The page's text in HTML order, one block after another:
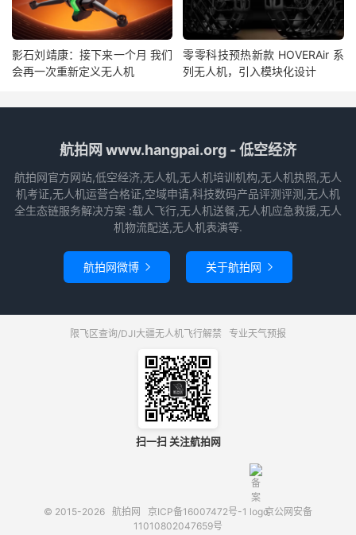
影石刘靖康：接下来一个月 我们
会再一次重新定义无人机
零零科技预热新款 HOVERAir 系
列无人机，引入模块化设计
航拍网 www.hangpai.org - 低空经济
航拍网官方网站,低空经济,无人机,无人机培训机构,无人机执照,无人
机考证,无人机运营合格证,空域申请,科技数码产品评测评测,无人机
全生态链服务解决方案 :载人飞行,无人机送餐,无人机应急救援,无人
机物流配送,无人机表演等.
航拍网微博  关于航拍网 
限飞区查询/DJI大疆无人机飞行解禁 专业天气预报
扫一扫 关注航拍网
© 2015-2026 航拍网 京ICP备16007472号-1
京公网安备
11010802047659号